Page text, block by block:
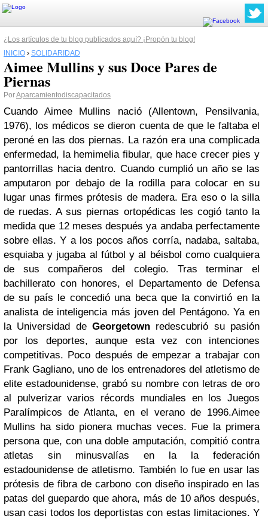
¿Los artículos de tu blog publicados aquí? ¡Propón tu blog!
INICIO › SOLIDARIDAD
Aimee Mullins y sus Doce Pares de
Piernas
PorAparcamientodiscapacitados
Cuando Aimee Mullins nació (Allentown, Pensilvania,
1976), los médicos se dieron cuenta de que le faltaba el
peroné en las dos piernas. La razón era una complicada
enfermedad, la hemimelia fibular, que hace crecer pies y
pantorrillas hacia dentro. Cuando cumplió un año se las
amputaron por debajo de la rodilla para colocar en su
lugar unas firmes prótesis de madera. Era eso o la silla
de ruedas. A sus piernas ortopédicas les cogió tanto la
medida que 12 meses después ya andaba perfectamente
sobre ellas. Y a los pocos años corría, nadaba, saltaba,
esquiaba y jugaba al fútbol y al béisbol como cualquiera
de sus compañeros del colegio. Tras terminar el
bachillerato con honores, el Departamento de Defensa
de su país le concedió una beca que la convirtió en la
analista de inteligencia más joven del Pentágono. Ya en
la Universidad de Georgetown redescubrió su pasión
por los deportes, aunque esta vez con intenciones
competitivas. Poco después de empezar a trabajar con
Frank Gagliano, uno de los entrenadores del atletismo de
elite estadounidense, grabó su nombre con letras de oro
al pulverizar varios récords mundiales en los Juegos
Paralímpicos de Atlanta, en el verano de 1996.Aimee
Mullins ha sido pionera muchas veces. Fue la primera
persona que, con una doble amputación, compitió contra
atletas sin minusvalías en la la federación
estadounidense de atletismo. También lo fue en usar las
prótesis de fibra de carbono con diseño inspirado en las
patas del guepardo que ahora, más de 10 años después,
usan casi todos los deportistas con estas limitaciones. Y